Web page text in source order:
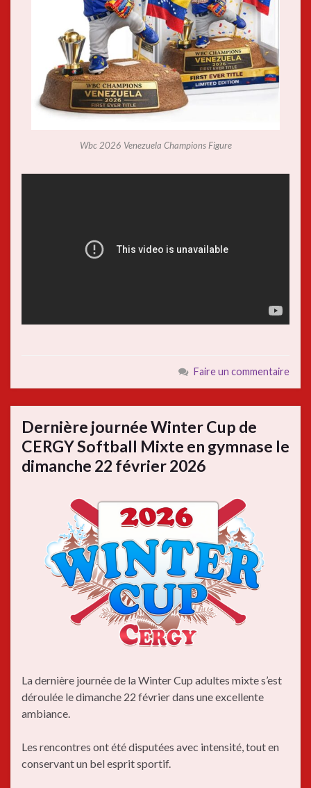
Wbc 2026 Venezuela Champions Figure
Faire un commentaire
Dernière journée Winter Cup de
CERGY Softball Mixte en gymnase le
dimanche 22 février 2026
La dernière journée de la Winter Cup adultes mixte s’est
déroulée le dimanche 22 février dans une excellente
ambiance.
Les rencontres ont été disputées avec intensité, tout en
conservant un bel esprit sportif.